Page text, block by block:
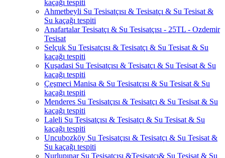
kaçağı tespiti
Ahmetbeyli Su Tesisatçısı & Tesisatçı & Su Tesisat &
Su kaçağı tespiti
Anafartalar Tesisatçı & Su Tesisatçısı - 25TL - Ozdemir
Tesisat
Selçuk Su Tesisatçısı & Tesisatçı & Su Tesisat & Su
kaçağı tespiti
Kuşadasi Su Tesisatçısı & Tesisatçı & Su Tesisat & Su
kaçağı tespiti
Çeşmeci Manisa & Su Tesisatçısı & Su Tesisat & Su
kaçağı tespiti
Menderes Su Tesisatçısı & Tesisatçı & Su Tesisat & Su
kaçağı tespiti
Laleli Su Tesisatçısı & Tesisatçı & Su Tesisat & Su
kaçağı tespiti
Uncubozköy Su Tesisatçısı & Tesisatçı & Su Tesisat &
Su kaçağı tespiti
Nurlupınar Su Tesisatçısı &Tesisatçı& Su Tesisat & Su